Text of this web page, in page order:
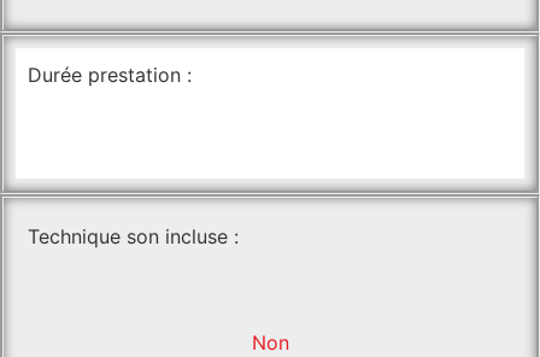
Durée prestation :
Technique son incluse :
Non